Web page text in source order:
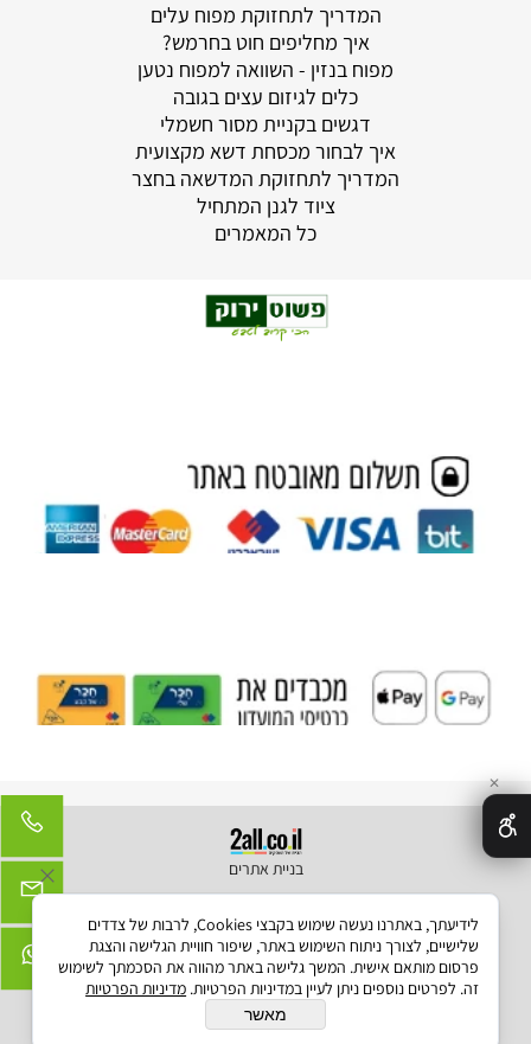
המדריך לתחזוקת מפוח עלים
איך מחליפים חוט בחרמש?
מפוח בנזין - השוואה למפוח נטען
כלים לגיזום עצים בגובה
דגשים בקניית מסור חשמלי
איך לבחור מכסחת דשא מקצועית
המדריך לתחזוקת המדשאה בחצר
ציוד לגנן המתחיל
כל המאמרים
בניית אתרים
✕
לידיעתך, באתרנו נעשה שימוש בקבצי Cookies, לרבות של צדדים
שלישיים, לצורך ניתוח השימוש באתר, שיפור חוויית הגלישה והצגת
פרסום מותאם אישית. המשך גלישה באתר מהווה את הסכמתך לשימוש
זה. לפרטים נוספים ניתן לעיין במדיניות הפרטיות. מדיניות הפרטיות
מאשר